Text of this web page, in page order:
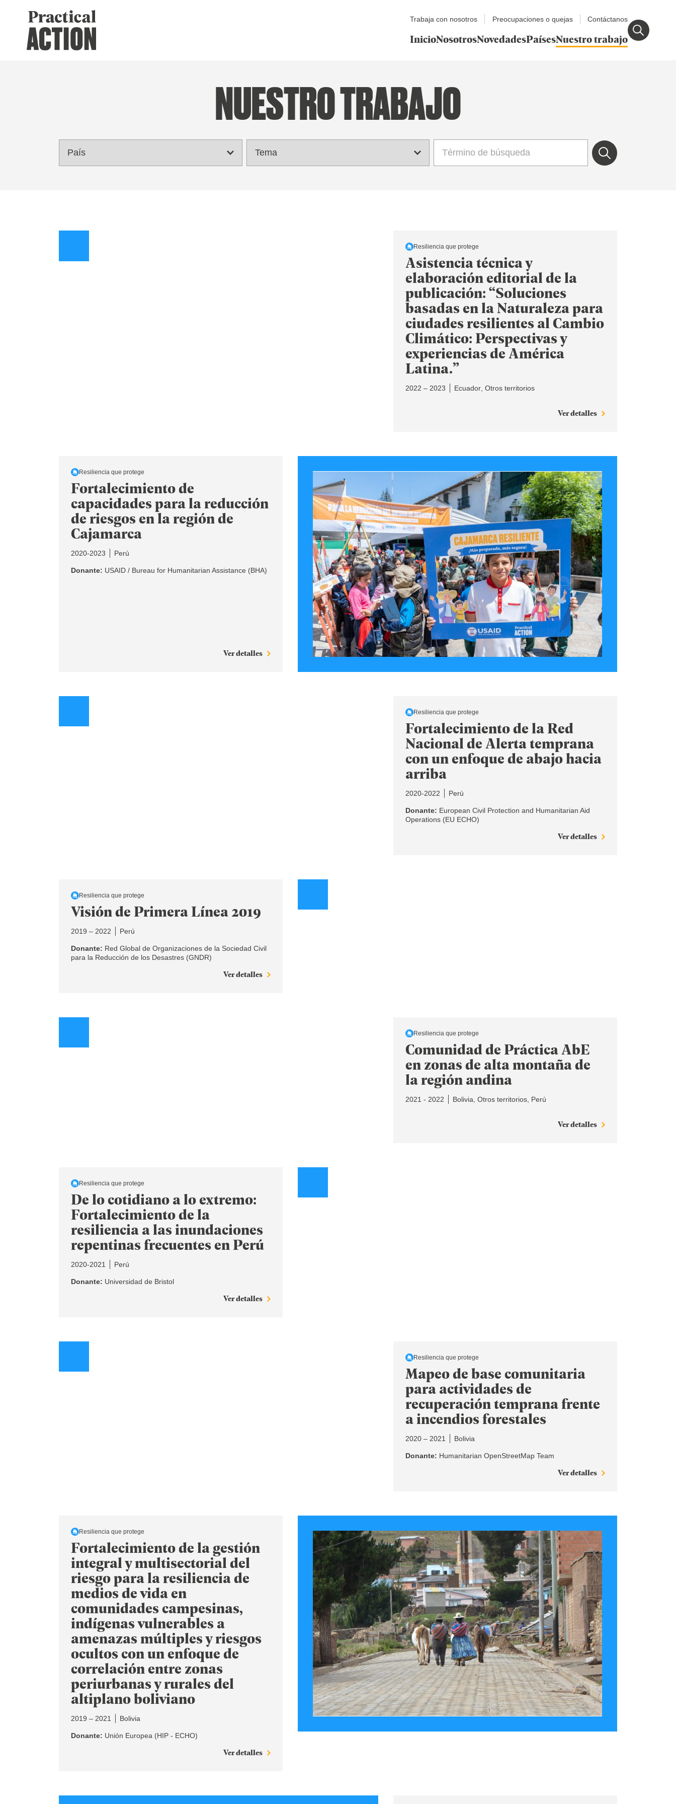
Trabaja con nosotros Preocupaciones o quejas Contáctanos
InicioNosotrosNovedadesPaísesNuestro trabajo
NUESTRO TRABAJO
Resiliencia que protege
Asistencia técnica y
elaboración editorial de la
publicación: “Soluciones
basadas en la Naturaleza para
ciudades resilientes al Cambio
Climático: Perspectivas y
experiencias de América
Latina.”
2022 – 2023 Ecuador Otros territorios
Ver detalles
Resiliencia que protege
Fortalecimiento de
capacidades para la reducción
de riesgos en la región de
Cajamarca
2020-2023 Perú
Donante: USAID / Bureau for Humanitarian Assistance (BHA)
Ver detalles
Resiliencia que protege
Fortalecimiento de la Red
Nacional de Alerta temprana
con un enfoque de abajo hacia
arriba
2020-2022 Perú
Donante: European Civil Protection and Humanitarian Aid
Operations (EU ECHO)
Ver detalles
Resiliencia que protege
Visión de Primera Línea 2019
2019 – 2022 Perú
Donante: Red Global de Organizaciones de la Sociedad Civil
para la Reducción de los Desastres (GNDR)
Ver detalles
Resiliencia que protege
Comunidad de Práctica AbE
en zonas de alta montaña de
la región andina
2021 - 2022 Bolivia Otros territorios Perú
Ver detalles
Resiliencia que protege
De lo cotidiano a lo extremo:
Fortalecimiento de la
resiliencia a las inundaciones
repentinas frecuentes en Perú
2020-2021 Perú
Donante: Universidad de Bristol
Ver detalles
Resiliencia que protege
Mapeo de base comunitaria
para actividades de
recuperación temprana frente
a incendios forestales
2020 – 2021 Bolivia
Donante: Humanitarian OpenStreetMap Team
Ver detalles
Resiliencia que protege
Fortalecimiento de la gestión
integral y multisectorial del
riesgo para la resiliencia de
medios de vida en
comunidades campesinas,
indígenas vulnerables a
amenazas múltiples y riesgos
ocultos con un enfoque de
correlación entre zonas
periurbanas y rurales del
altiplano boliviano
2019 – 2021 Bolivia
Donante: Unión Europea (HIP - ECHO)
Ver detalles